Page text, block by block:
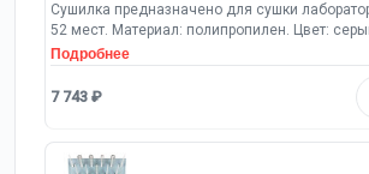
Сушилка предназначено для сушки
52 мест. Материал: полипропилен. Цвет:
550х120х700 мм Имеется полипропиленовый
Предусмотрен шланг для слива воды.
Подробнее
7 743 ₽